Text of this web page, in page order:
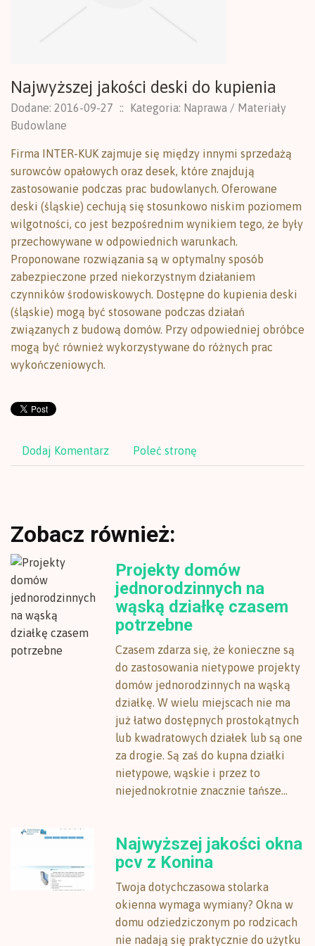
Najwyższej jakości deski do kupienia
Dodane: 2016-09-27 ::
Kategoria: Naprawa / Materiały
Budowlane
Firma INTER-KUK zajmuje się między innymi sprzedażą
surowców opałowych oraz desek, które znajdują
zastosowanie podczas prac budowlanych. Oferowane
deski (śląskie) cechują się stosunkowo niskim poziomem
wilgotności, co jest bezpośrednim wynikiem tego, że były
przechowywane w odpowiednich warunkach.
Proponowane rozwiązania są w optymalny sposób
zabezpieczone przed niekorzystnym działaniem
czynników środowiskowych. Dostępne do kupienia deski
(śląskie) mogą być stosowane podczas działań
związanych z budową domów. Przy odpowiedniej obróbce
mogą być również wykorzystywane do różnych prac
wykończeniowych.
Dodaj Komentarz Poleć stronę
Zobacz również:
Projekty domów
jednorodzinnych na
wąską działkę czasem
potrzebne
Czasem zdarza się, że konieczne są
do zastosowania nietypowe projekty
domów jednorodzinnych na wąską
działkę. W wielu miejscach nie ma
już łatwo dostępnych prostokątnych
lub kwadratowych działek lub są one
za drogie. Są zaś do kupna działki
nietypowe, wąskie i przez to
niejednokrotnie znacznie tańsze...
Najwyższej jakości okna
pcv z Konina
Twoja dotychczasowa stolarka
okienna wymaga wymiany? Okna w
domu odziedziczonym po rodzicach
nie nadają się praktycznie do użytku